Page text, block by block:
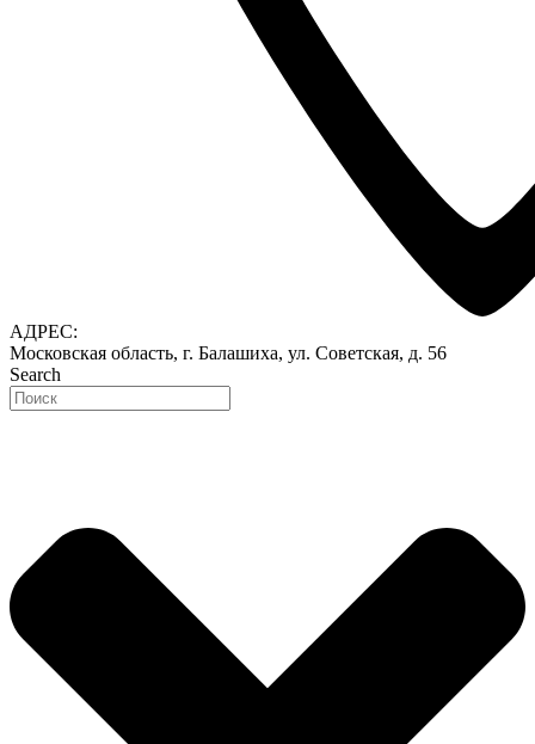
АДРЕС:
Московская область, г. Балашиха, ул. Советская, д. 56
Search